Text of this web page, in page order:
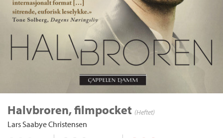
Halvbroren, filmpocket (Heftet)
Lars Saabye Christensen